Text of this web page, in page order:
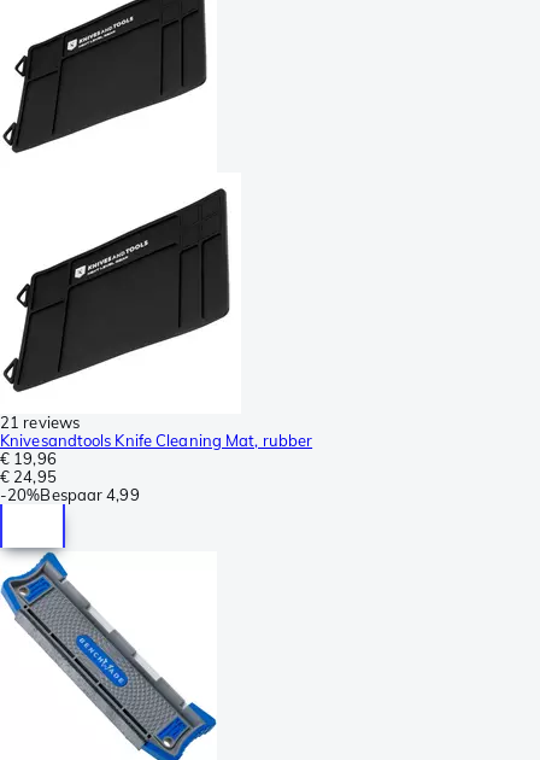
21 reviews
Knivesandtools Knife Cleaning Mat, rubber
€ 19,96
€ 24,95
-20%Bespaar 4,99